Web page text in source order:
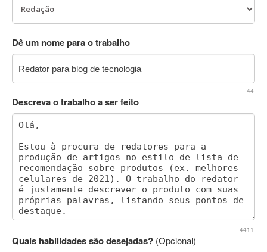
Dê um nome para o trabalho
44
Descreva o trabalho a ser feito
4411
Quais habilidades são desejadas? (Opcional)